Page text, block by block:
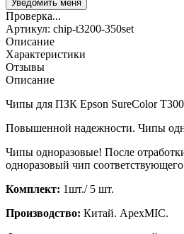
Проверка...
Артикул: chip-t3200-350set
Описание
Характеристики
Отзывы
Описание
Чипы для ПЗК Epson SureColor
Повышенной надежности. Чипы
Чипы одноразовые! После
одноразовый чип соответствующего
Комплект: 1шт./ 5 шт.
Производство: Китай. ApexMIC.